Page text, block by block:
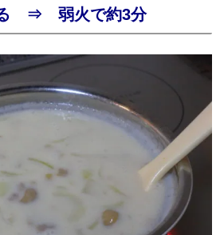
る ⇒ 弱火で約3分